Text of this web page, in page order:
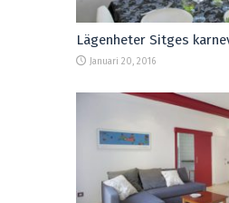
Lägenheter Sitges
Januari 20, 2016